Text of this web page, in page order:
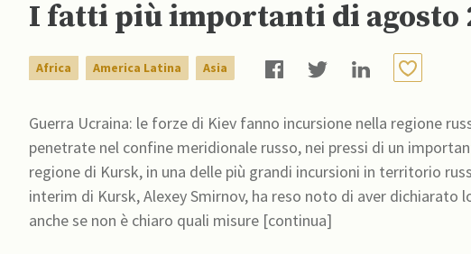
I fatti più importanti di agosto
Africa America Latina Asia
Guerra Ucraina: le forze di Kiev fanno incursione nella regione
penetrate nel confine meridionale russo, nei pressi di un
regione di Kursk, in una delle più grandi incursioni in territorio
interim di Kursk, Alexey Smirnov, ha reso noto di aver
anche se non è chiaro quali misure [continua]